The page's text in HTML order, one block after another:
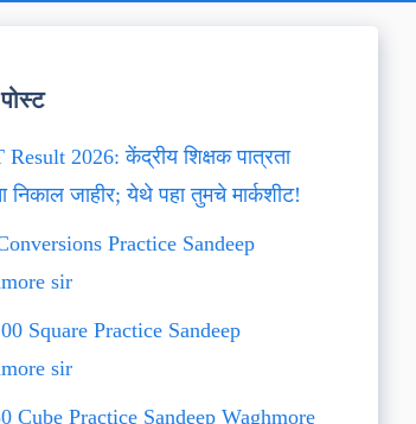
Result 2026: केंद्रीय शिक्षक पात्रता
निकाल जाहीर; येथे पहा तुमचे मार्कशीट!
Practice Sandeep
sir
Square Practice Sandeep
sir
Cube Practice Sandeep Waghmore